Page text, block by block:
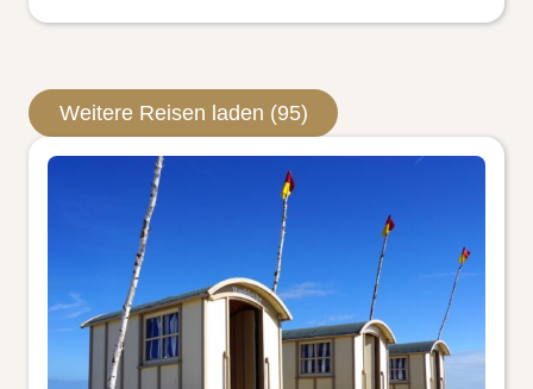
Weitere Reisen laden (95)